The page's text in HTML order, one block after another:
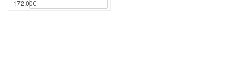
172,00€Seleccionar opciones